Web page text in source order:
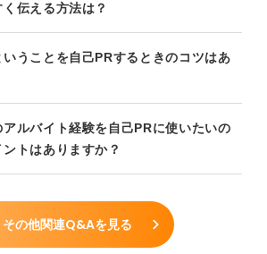
伝える方法は？
うことを自己PRするときのコツはあ
ルバイト経験を自己PRに使いたいの
トはありますか？
その他関連Q&Aを見る